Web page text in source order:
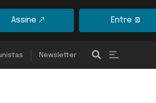
Assine Entre
Newsletter